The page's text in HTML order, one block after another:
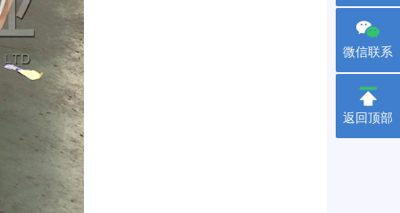
微信联系
返回顶部